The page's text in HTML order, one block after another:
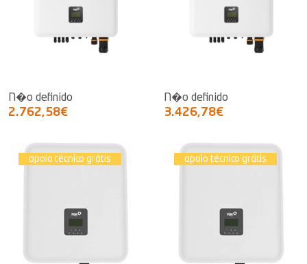
N�o definido
2.762,58€
N�o definido
3.426,78€
apoio técnico grátis apoio técnico grátis